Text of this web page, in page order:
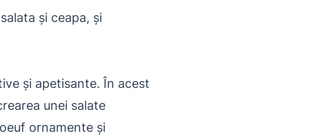
și ceapa, și
și apetisante. În acest
unei salate
ornamente și